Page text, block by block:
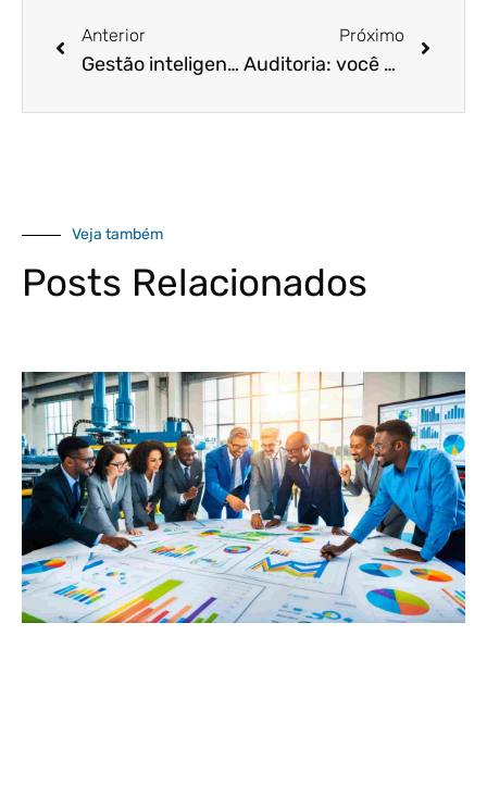
Anterior
Gestão inteligente – Como implementar?
Próximo
Auditoria: você sabe o que ela, de fato, é?
Veja também
Posts Relacionados